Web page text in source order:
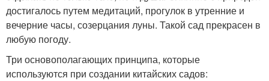
достигалось путем медитаций, прогулок в утренние и
вечерние часы, созерцания луны. Такой сад прекрасен в
любую погоду.
Три основополагающих принципа, которые
используются при создании китайских садов: